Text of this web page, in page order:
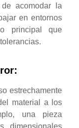
de acomodar la
en entornos
principal que
estrechamente
material a los
una pieza
dimensionales